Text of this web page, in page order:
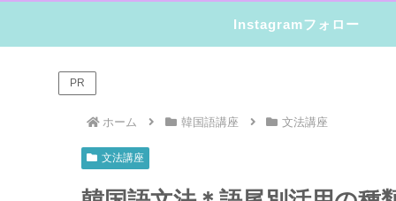
Instagramフォロー
PR
ホーム 韓国語講座 文法講座
文法講座